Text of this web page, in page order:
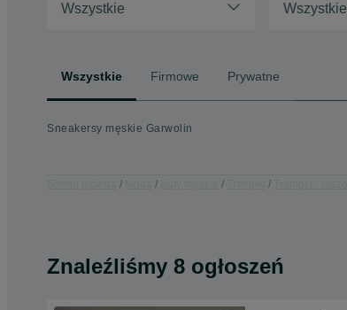
Wszystkie Wszystkie
Wszystkie Firmowe Prywatne
Sneakersy męskie Garwolin
Znaleźliśmy 8 ogłoszeń